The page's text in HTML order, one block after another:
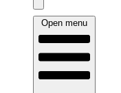
Open menu